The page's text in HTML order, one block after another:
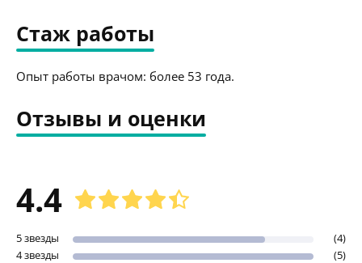
Стаж работы
Опыт работы врачом: более 53 года.
Отзывы и оценки
4.4
5 звезды
(4)
4 звезды
(5)